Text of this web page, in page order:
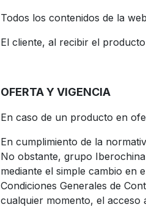
Todos los contenidos de la
El cliente, al recibir el
OFERTA Y VIGENCIA
En caso de un producto en
En cumplimiento de la
No obstante, grupo
mediante el simple cambio en
Condiciones Generales de
cualquier momento, el acceso